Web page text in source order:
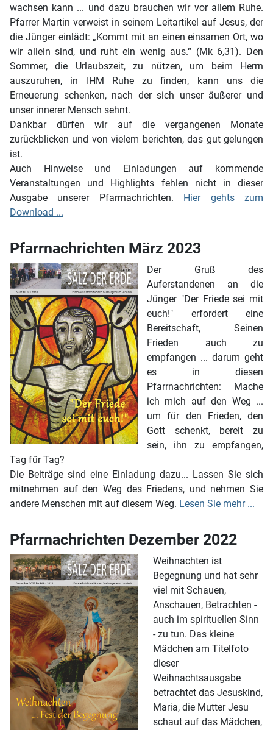
wachsen kann ... und dazu brauchen wir vor allem Ruhe.
Pfarrer Martin verweist in seinem Leitartikel auf Jesus, der
die Jünger einlädt: „Kommt mit an einen einsamen Ort, wo
wir allein sind, und ruht ein wenig aus.“ (Mk 6,31). Den
Sommer, die Urlaubszeit, zu nützen, um beim Herrn
auszuruhen, in IHM Ruhe zu finden, kann uns die
Erneuerung schenken, nach der sich unser äußerer und
unser innerer Mensch sehnt.
Dankbar dürfen wir auf die vergangenen Monate
zurückblicken und von vielem berichten, das gut gelungen
ist.
Auch Hinweise und Einladungen auf kommende
Veranstaltungen und Highlights fehlen nicht in dieser
Ausgabe unserer Pfarrnachrichten. Hier gehts zum
Download ...
Pfarrnachrichten März 2023
Der Gruß des
Auferstandenen an die
Jünger "Der Friede sei mit
euch!" erfordert eine
Bereitschaft, Seinen
Frieden auch zu
empfangen ... darum geht
es in diesen
Pfarrnachrichten: Mache
ich mich auf den Weg ...
um für den Frieden, den
Gott schenkt, bereit zu
sein, ihn zu empfangen,
Tag für Tag?
Die Beiträge sind eine Einladung dazu... Lassen Sie sich
mitnehmen auf den Weg des Friedens, und nehmen Sie
andere Menschen mit auf diesem Weg. Lesen Sie mehr ...
Pfarrnachrichten Dezember 2022
Weihnachten ist
Begegnung und hat sehr
viel mit Schauen,
Anschauen, Betrachten -
auch im spirituellen Sinn
- zu tun. Das kleine
Mädchen am Titelfoto
dieser
Weihnachtsausgabe
betrachtet das Jesuskind,
Maria, die Mutter Jesu
schaut auf das Mädchen,